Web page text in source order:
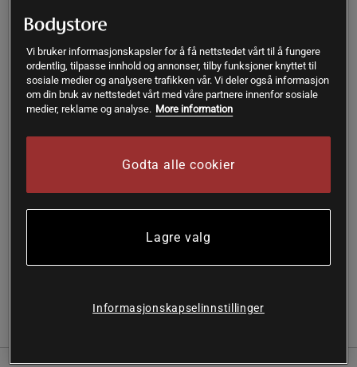
35-38
Kjøp
komfortable sportssokker i en praktisk trippelpakke.
Vi bruker informasjonskapsler for å få nettstedet vårt til å fungere
ordentlig, tilpasse innhold og annonser, tilby funksjoner knyttet til
sosiale medier og analysere trafikken vår. Vi deler også informasjon
om din bruk av nettstedet vårt med våre partnere innenfor sosiale
medier, reklame og analyse. More information
Godta alle cookier
Lagre valg
Informasjonskapselinnstillinger